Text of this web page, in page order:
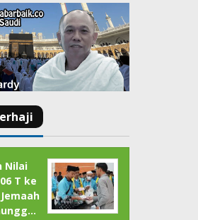
Nilai
T ke